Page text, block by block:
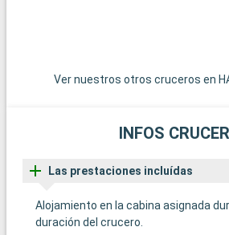
Ver nuestros otros cruceros en
INFOS
Las prestaciones incluídas
Alojamiento en la cabina asignada
duración del crucero.